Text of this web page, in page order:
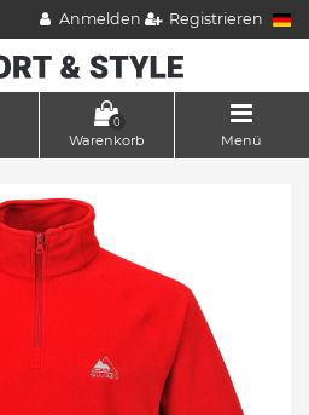
Anmelden Registrieren
0
Warenkorb Menü